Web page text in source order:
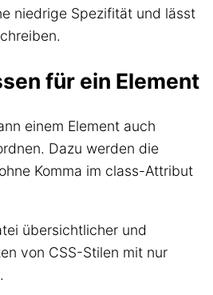
niedrige Spezifität und lässt
für ein Element
einem Element auch
Dazu werden die
Komma im class-Attribut
übersichtlicher und
von CSS-Stilen mit nur